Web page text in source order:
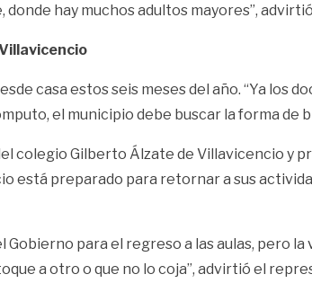
hay muchos adultos mayores”,
casa estos seis meses del año. “Ya los
el municipio debe buscar la forma de
colegio Gilberto Álzate de Villavicencio y
está preparado para retornar a sus
para el regreso a las aulas, pero
a otro o que no lo coja”, advirtió el